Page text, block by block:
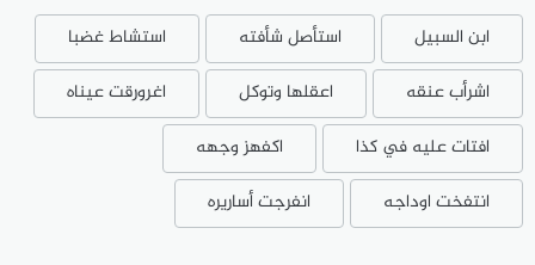
ابن السبيل استأصل شأفته
استشاط غضبا
اشرأب عنقه
اعقلها وتوكل
اغرورقت عيناه
افتات عليه في كذا
اكفهز وجهه
انتفخت اوداجه
انفرجت أساريره